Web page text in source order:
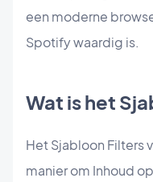
een moderne
Spotify waardig is.
Wat is het
Het Sjabloon Filters
manier om Inhoud